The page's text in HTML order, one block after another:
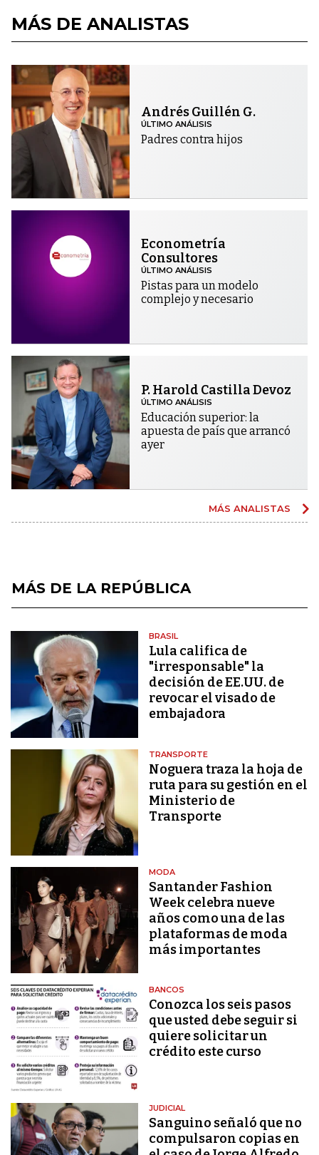
MÁS DE ANALISTAS
Andrés Guillén G.
ÚLTIMO ANÁLISIS
Padres contra hijos
Econometría
Consultores
ÚLTIMO ANÁLISIS
Pistas para un modelo
complejo y necesario
P. Harold Castilla Devoz
ÚLTIMO ANÁLISIS
Educación superior: la
apuesta de país que arrancó
ayer
MÁS ANALISTAS
MÁS DE LA REPÚBLICA
BRASIL
Lula califica de
"irresponsable" la
decisión de EE.UU. de
revocar el visado de
embajadora
TRANSPORTE
Noguera traza la hoja de
ruta para su gestión en el
Ministerio de
Transporte
MODA
Santander Fashion
Week celebra nueve
años como una de las
plataformas de moda
más importantes
BANCOS
Conozca los seis pasos
que usted debe seguir si
quiere solicitar un
crédito este curso
JUDICIAL
Sanguino señaló que no
compulsaron copias en